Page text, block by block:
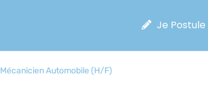
Navigation
Je Postule
Mécanicien Automobile (H/F)